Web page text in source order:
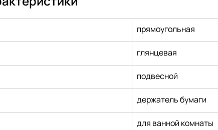
прямоугольная
глянцевая
подвесной
держатель бумаги
для ванной комнаты